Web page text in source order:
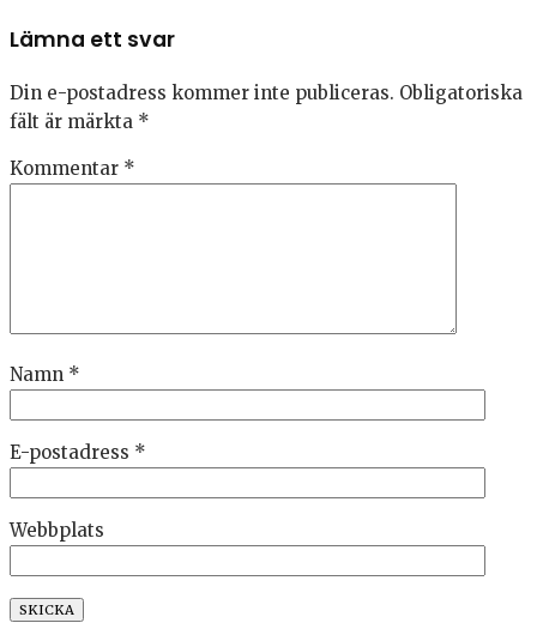
Lämna ett svar
Din e-postadress kommer inte publiceras. Obligatoriska
fält är märkta *
Kommentar *
Namn *
E-postadress *
Webbplats